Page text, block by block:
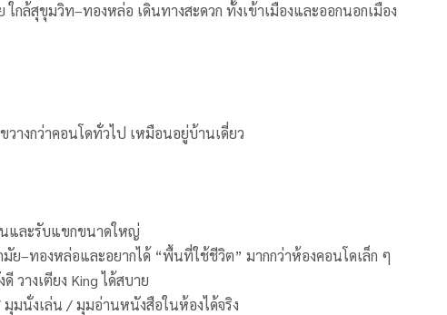
กล้สุขุมวิท–ทองหล่อ เดินทางสะดวก ทั้งเข้าเมืองและออกนอกเมือง
างกว่าคอนโดทั่วไป เหมือนอยู่บ้านเดี่ยว
นและรับแขกขนาดใหญ่
ย–ทองหล่อและอยากได้ “พื้นที่ใช้ชีวิต” มากกว่าห้องคอนโดเล็ก ๆ
วางเตียง King ได้สบาย
นั่งเล่น / มุมอ่านหนังสือในห้องได้จริง